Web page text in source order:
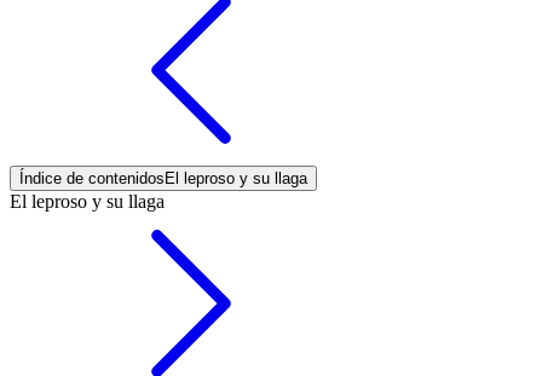
Índice de contenidos El leproso y su llaga
El leproso y su llaga